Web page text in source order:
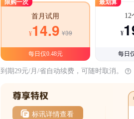
首月试用
¥14.9 ¥39
每日仅0.48元
12
¥
每日
到期29元/月/省自动续费，可随时取消。
标讯详情查看